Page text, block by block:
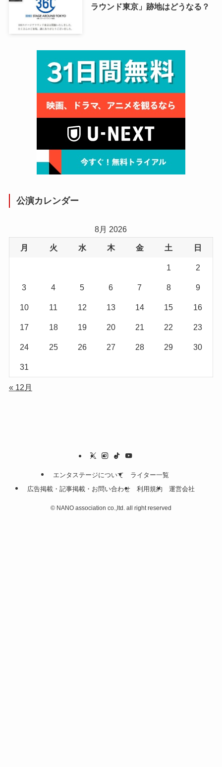
ラウンド東京」跡地はどうなる？
公演カレンダー
8月 2026
月 火 水 木 金 土 日
1 2
3 4 5 6 7 8 9
10 11 12 13 14 15 16
17 18 19 20 21 22 23
24 25 26 27 28 29 30
31
« 12月
エンタステージについて
ライター一覧
広告掲載・記事掲載・お問い合わせ
利用規約 運営会社
© NANO association co.,ltd. all right reserved